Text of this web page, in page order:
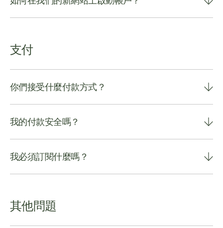
支付
你們接受什麼付款方式？
我的付款安全嗎？
我必須訂閱什麼嗎？
其他問題